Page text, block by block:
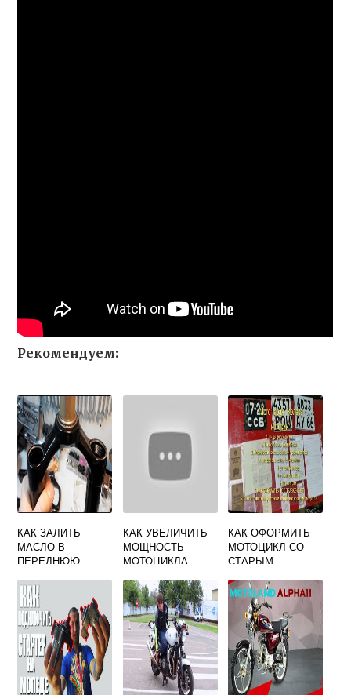
Рекомендуем:
КАК ЗАЛИТЬ
МАСЛО В
ПЕРЕДНЮЮ
КАК УВЕЛИЧИТЬ
МОЩНОСТЬ
МОТОЦИКЛА
КАК ОФОРМИТЬ
МОТОЦИКЛ СО
СТАРЫМ
БЕЗ ВЛАДЕЛЬЦА
В РБ